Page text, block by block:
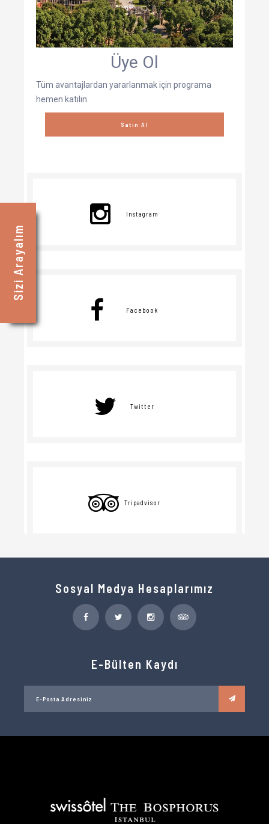
Üye Ol
Tüm avantajlardan yararlanmak için programa
hemen katılın.
Satın Al
Instagram
Facebook
Twitter
Tripadvisor
Sosyal Medya Hesaplarımız
E-Bülten Kaydı
Sizi Arayalım